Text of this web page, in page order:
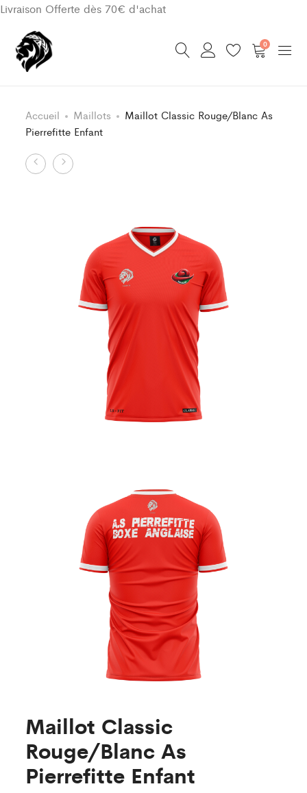
Livraison Offerte dès 70€ d'achat
0
Accueil Maillots
Maillot Classic Rouge/Blanc As
Pierrefitte Enfant
Product
Maillot
Pierrefitte
Maillot
Pierrefitte
Maillot Classic
Rouge/Blanc As
Pierrefitte Enfant